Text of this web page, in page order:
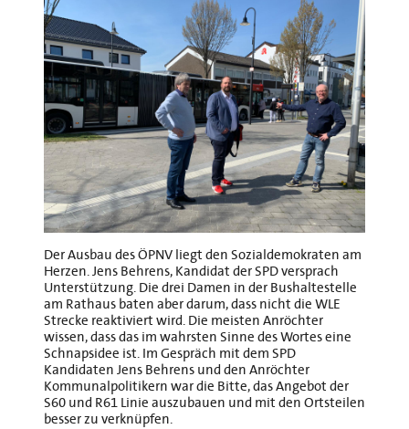
Der Ausbau des ÖPNV liegt den Sozialdemokraten am
Herzen. Jens Behrens, Kandidat der SPD versprach
Unterstützung. Die drei Damen in der Bushaltestelle
am Rathaus baten aber darum, dass nicht die WLE
Strecke reaktiviert wird. Die meisten Anröchter
wissen, dass das im wahrsten Sinne des Wortes eine
Schnapsidee ist. Im Gespräch mit dem SPD
Kandidaten Jens Behrens und den Anröchter
Kommunalpolitikern war die Bitte, das Angebot der
S60 und R61 Linie auszubauen und mit den Ortsteilen
besser zu verknüpfen.